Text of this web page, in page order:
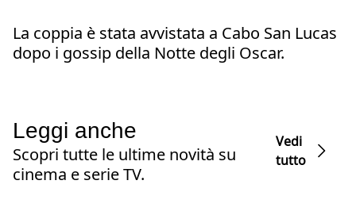
La coppia è stata avvistata a Cabo San Lucas
dopo i gossip della Notte degli Oscar.
Leggi anche
Scopri tutte le ultime novità su
cinema e serie TV.
Vedi
tutto